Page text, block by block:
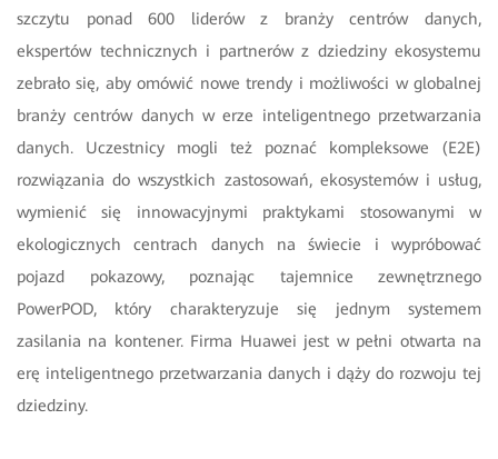
szczytu ponad 600 liderów z branży centrów danych,
ekspertów technicznych i partnerów z dziedziny ekosystemu
zebrało się, aby omówić nowe trendy i możliwości w globalnej
branży centrów danych w erze inteligentnego przetwarzania
danych. Uczestnicy mogli też poznać kompleksowe (E2E)
rozwiązania do wszystkich zastosowań, ekosystemów i usług,
wymienić się innowacyjnymi praktykami stosowanymi w
ekologicznych centrach danych na świecie i wypróbować
pojazd pokazowy, poznając tajemnice zewnętrznego
PowerPOD, który charakteryzuje się jednym systemem
zasilania na kontener. Firma Huawei jest w pełni otwarta na
erę inteligentnego przetwarzania danych i dąży do rozwoju tej
dziedziny.